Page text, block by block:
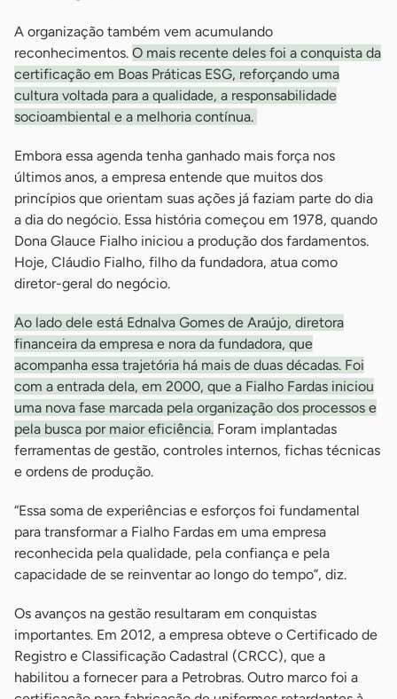
A organização também vem acumulando
reconhecimentos. O mais recente deles foi a conquista da
certificação em Boas Práticas ESG, reforçando uma
cultura voltada para a qualidade, a responsabilidade
socioambiental e a melhoria contínua.
Embora essa agenda tenha ganhado mais força nos
últimos anos, a empresa entende que muitos dos
princípios que orientam suas ações já faziam parte do dia
a dia do negócio. Essa história começou em 1978, quando
Dona Glauce Fialho iniciou a produção dos fardamentos.
Hoje, Cláudio Fialho, filho da fundadora, atua como
diretor-geral do negócio.
Ao lado dele está Ednalva Gomes de Araújo, diretora
financeira da empresa e nora da fundadora, que
acompanha essa trajetória há mais de duas décadas. Foi
com a entrada dela, em 2000, que a Fialho Fardas iniciou
uma nova fase marcada pela organização dos processos e
pela busca por maior eficiência. Foram implantadas
ferramentas de gestão, controles internos, fichas técnicas
e ordens de produção.
“Essa soma de experiências e esforços foi fundamental
para transformar a Fialho Fardas em uma empresa
reconhecida pela qualidade, pela confiança e pela
capacidade de se reinventar ao longo do tempo”, diz.
Os avanços na gestão resultaram em conquistas
importantes. Em 2012, a empresa obteve o Certificado de
Registro e Classificação Cadastral (CRCC), que a
habilitou a fornecer para a Petrobras. Outro marco foi a